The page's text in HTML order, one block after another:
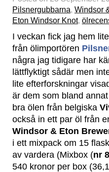
Pilsnergubbarna, Windsor
Eton Windsor Knot,
I veckan fick jag hem
från ölimportören
några jag tidigare har
lättflyktigt sådär men
lite efterforskningar
är dem som bland
bra ölen från belgiska
också in ett par öl från
Windsor & Eton
i ett mixpack om 15
av vardera (Mixbox (nr
540 kronor per box